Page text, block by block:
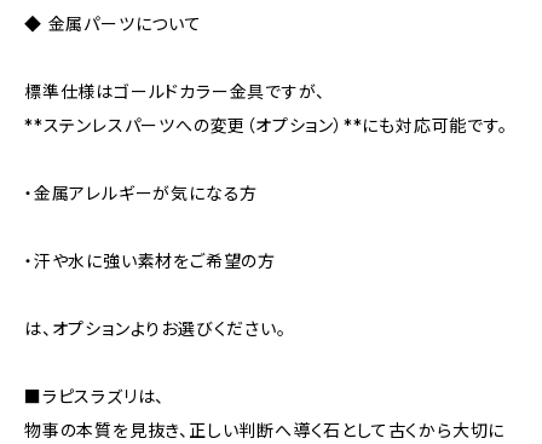
◆ 金属パーツについて
標準仕様はゴールドカラー金具ですが、
**ステンレスパーツへの変更（オプション）**にも対応可能です。
・金属アレルギーが気になる方
・汗や水に強い素材をご希望の方
は、オプションよりお選びください。
■ラピスラズリは、
物事の本質を見抜き、正しい判断へ導く石として古くから大切に